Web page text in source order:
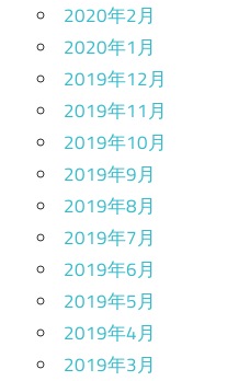
2020年2月
2020年1月
2019年12月
2019年11月
2019年10月
2019年9月
2019年8月
2019年7月
2019年6月
2019年5月
2019年4月
2019年3月